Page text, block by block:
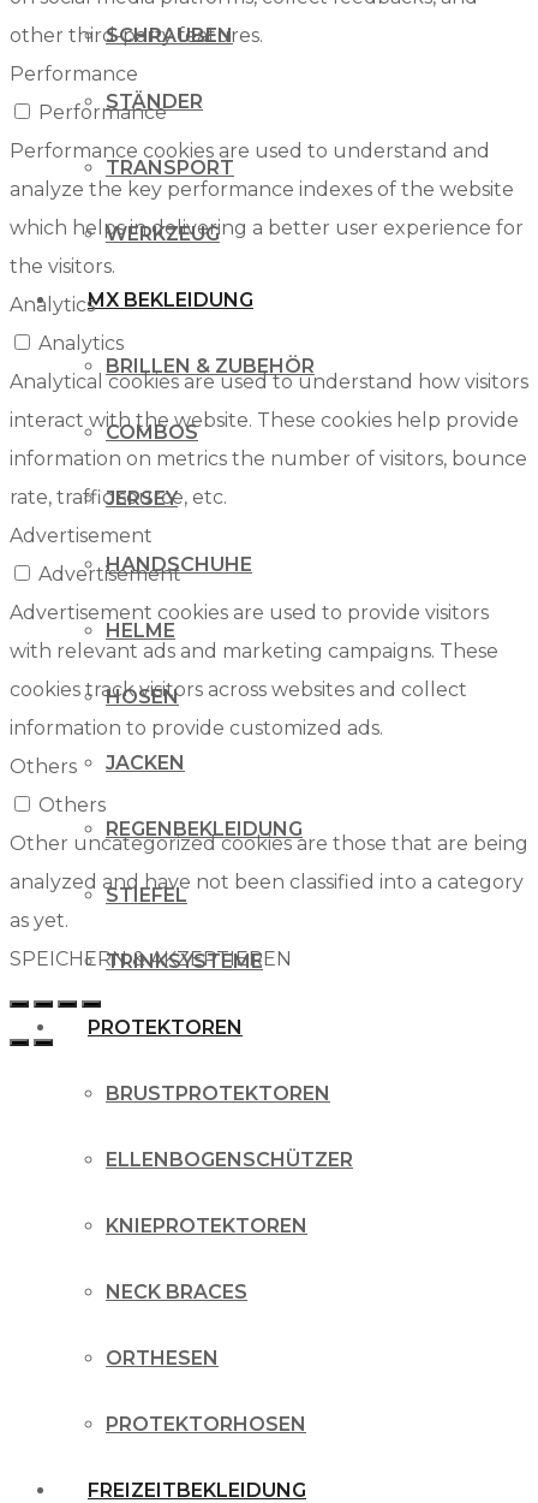
SCHRAUBEN
STÄNDER
TRANSPORT
WERKZEUG
MX BEKLEIDUNG
BRILLEN & ZUBEHÖR
COMBOS
JERSEY
HANDSCHUHE
HELME
HOSEN
JACKEN
REGENBEKLEIDUNG
STIEFEL
TRINKSYSTEME
PROTEKTOREN
BRUSTPROTEKTOREN
ELLENBOGENSCHÜTZER
KNIEPROTEKTOREN
NECK BRACES
ORTHESEN
PROTEKTORHOSEN
FREIZEITBEKLEIDUNG
other third-party features.
Performance
Performance
Performance cookies are used to understand and
analyze the key performance indexes of the website
which helps in delivering a better user experience for
the visitors.
Analytics
Analytics
Analytical cookies are used to understand how visitors
interact with the website. These cookies help provide
information on metrics the number of visitors, bounce
rate, traffic source, etc.
Advertisement
Advertisement
Advertisement cookies are used to provide visitors
with relevant ads and marketing campaigns. These
cookies track visitors across websites and collect
information to provide customized ads.
Others
Others
Other uncategorized cookies are those that are being
analyzed and have not been classified into a category
as yet.
SPEICHERN & AKZEPTIEREN